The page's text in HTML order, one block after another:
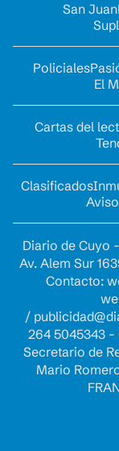
San Juan
Policiales
El
Cartas del
Clasificados
Diario de Cuyo
Av. Alem Sur
Contacto:
/
264 5045343 -
Secretario de
Mario